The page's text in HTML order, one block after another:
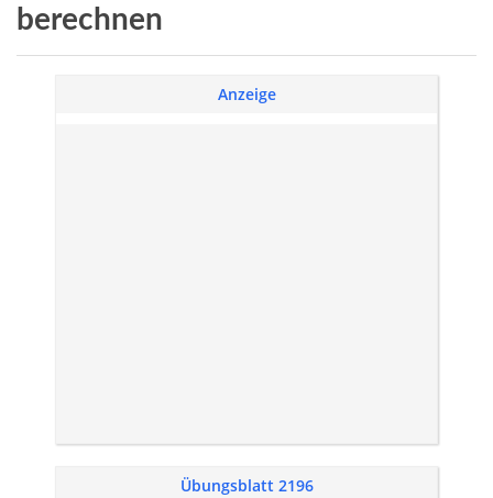
berechnen
Anzeige
Übungsblatt 2196